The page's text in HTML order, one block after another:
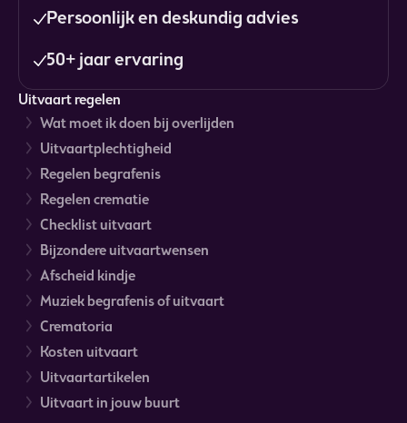
Persoonlijk en deskundig advies
50+ jaar ervaring
Uitvaart regelen
Wat moet ik doen bij overlijden
Uitvaartplechtigheid
Regelen begrafenis
Regelen crematie
Checklist uitvaart
Bijzondere uitvaartwensen
Afscheid kindje
Muziek begrafenis of uitvaart
Crematoria
Kosten uitvaart
Uitvaartartikelen
Uitvaart in jouw buurt